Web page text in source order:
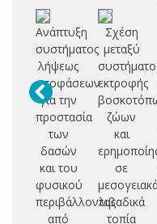
Ανάπτυξη
συστήματος
λήψεως
αποφάσεων
για την
προστασία
των
δασών
και του
φυσικού
περιβάλλοντος
από
Σχέση
μεταξύ
εκτροφής
ζώων
και
σε
λιβαδικά
τοπία